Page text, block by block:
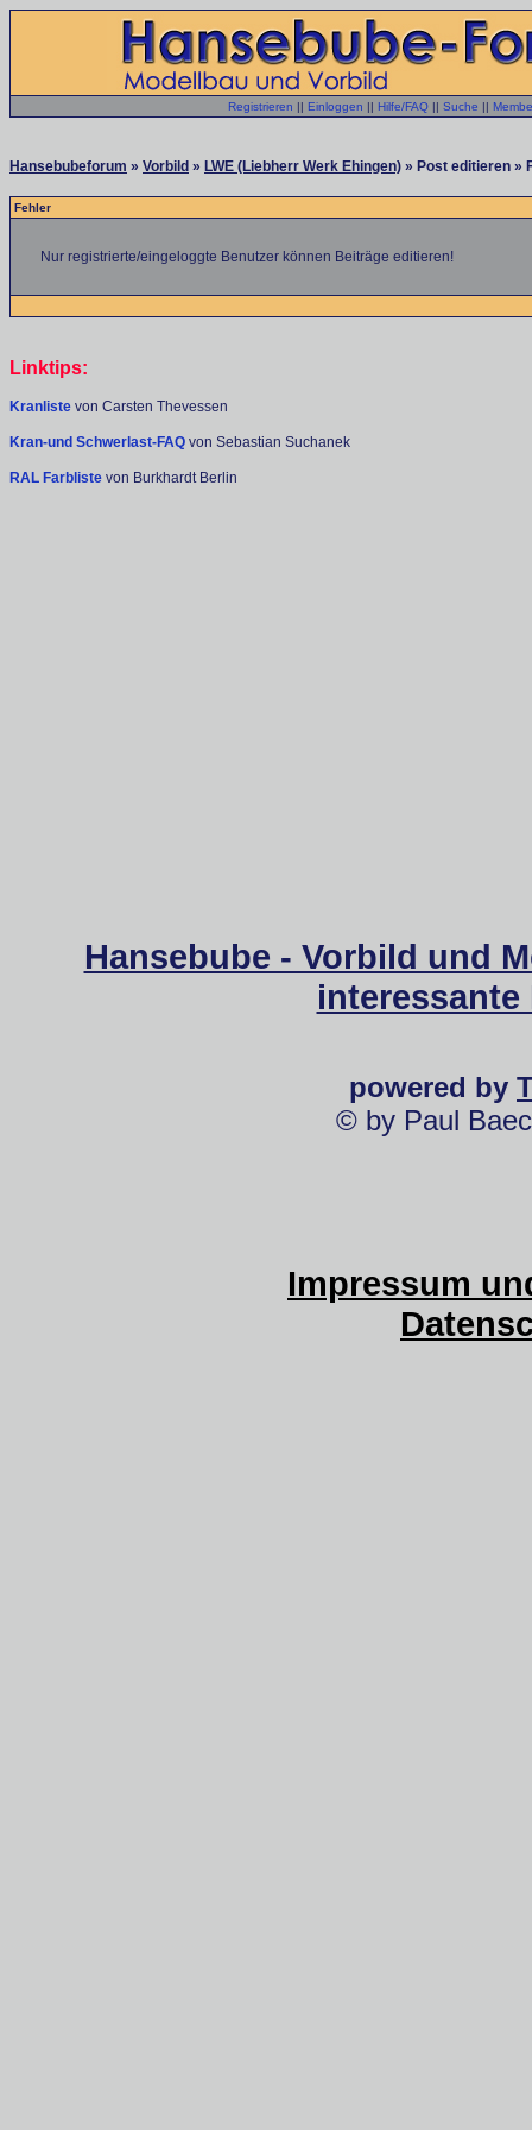
Registrieren || Einloggen || Hilfe/FAQ || Suche ||
Hansebubeforum » Vorbild » LWE (Liebherr Werk Ehingen) » Post editieren »
Fehler
Nur registrierte/eingeloggte Benutzer können Beiträge editieren!
Linktips:
Kranliste von Carsten Thevessen
Kran-und Schwerlast-FAQ von Sebastian Suchanek
RAL Farbliste von Burkhardt Berlin
Hansebube - Vorbild und
powered by
© by Paul
Impressum